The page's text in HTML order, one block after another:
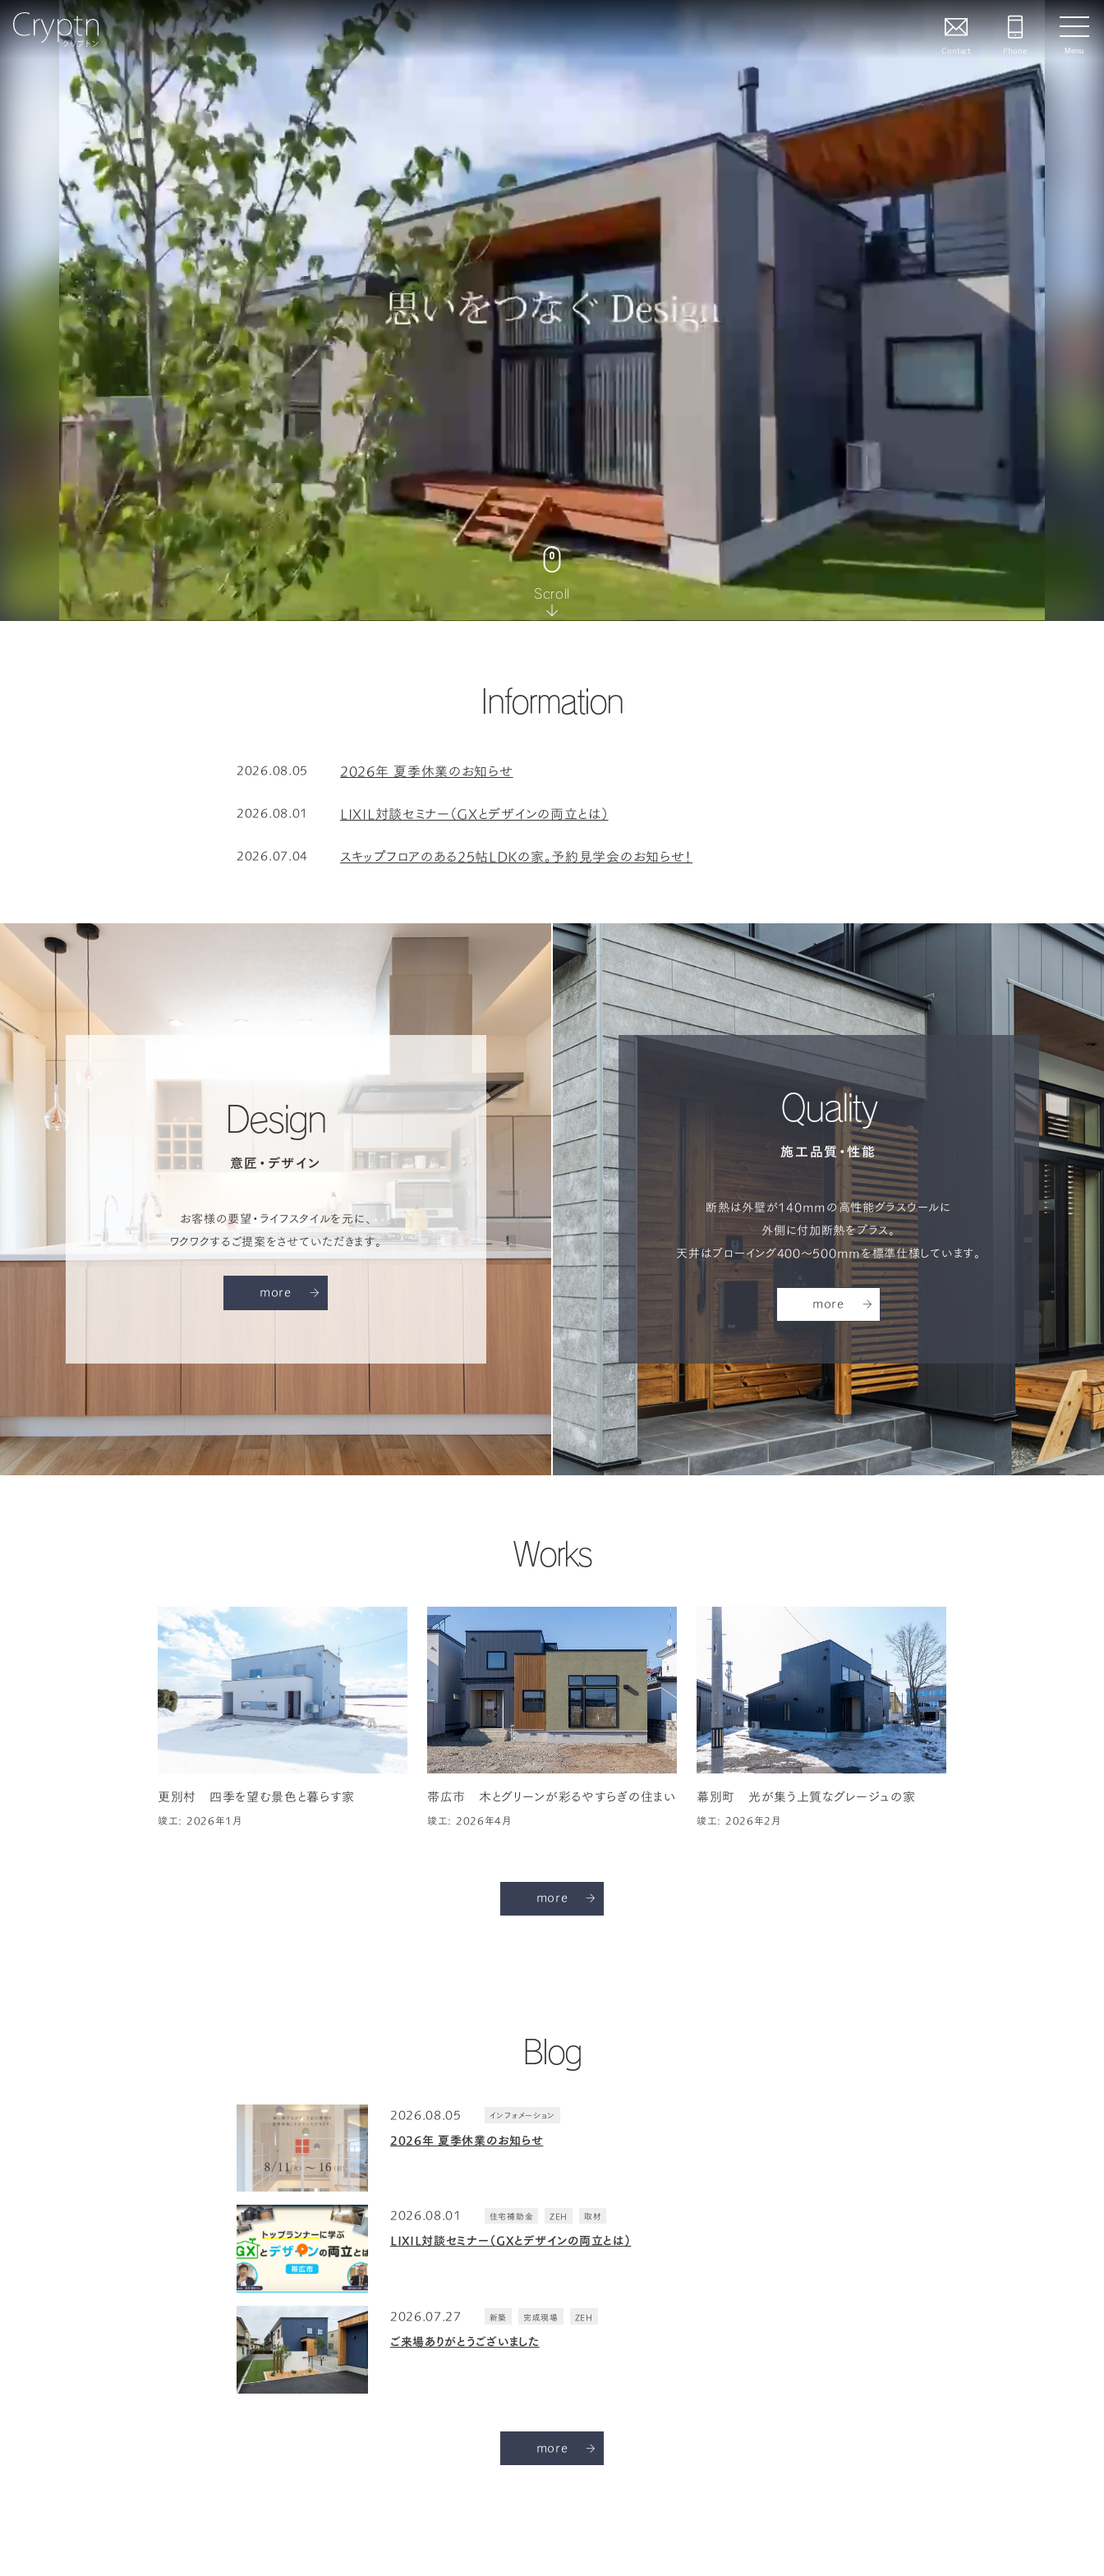
Contact Phone Menu
Scroll
Information
2026.08.05 2026年 夏季休業のお知らせ
2026.08.01 LIXIL対談セミナー（GXとデザインの両立とは）
2026.07.04 スキップフロアのある25帖LDKの家。予約見学会のお知らせ！
Design
意匠・デザイン
お客様の要望・ライフスタイルを元に、
ワクワクするご提案をさせていただきます。
more
Quality
施工品質・性能
断熱は外壁が140mmの高性能グラスウールに
外側に付加断熱をプラス。
天井はブローイング400～500mmを標準仕様しています。
more
Works
更別村 四季を望む景色と暮らす家
竣工: 2026年1月
帯広市 木とグリーンが彩るやすらぎの住まい
竣工: 2026年4月
幕別町 光が集う上質なグレージュの家
竣工: 2026年2月
more
Blog
2026年 夏季休業のお知らせ
インフォメーション
2026.08.05
LIXIL対談セミナー（GXとデザインの両立とは）
住宅補助金 ZEH 取材
2026.08.01
ご来場ありがとうございました
新築 完成現場 ZEH
2026.07.27
more